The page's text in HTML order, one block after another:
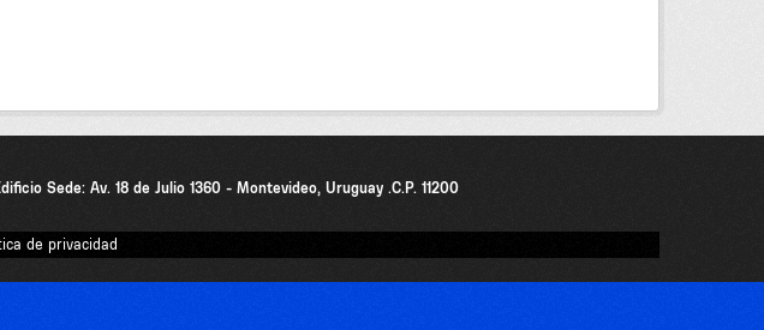
Sede: Av. 18 de Julio 1360 - Montevideo, Uruguay .C.P. 11200
de privacidad